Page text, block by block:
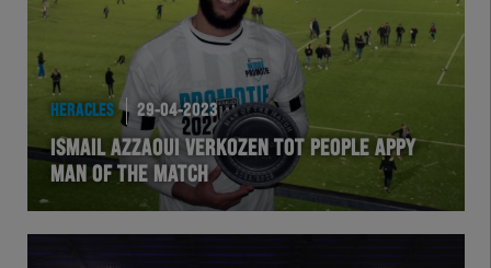
Wedstrijd
Heracles
BusinessClub
Foundation
HERACLES 29-04-2023
ISMAIL AZZAOUI VERKOZEN TOT PEOPLE APPY
MAN OF THE MATCH